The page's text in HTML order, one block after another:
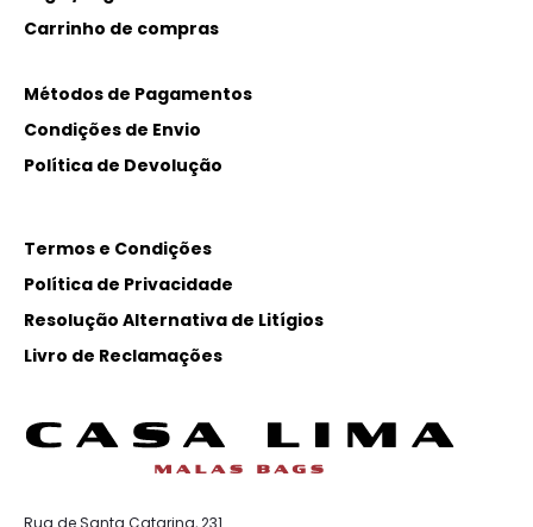
Carrinho de compras
Métodos de Pagamentos
Condições de Envio
Política de Devolução
Termos e Condições
Política de Privacidade
Resolução Alternativa de Litígios
Livro de Reclamações
Rua de Santa Catarina, 231